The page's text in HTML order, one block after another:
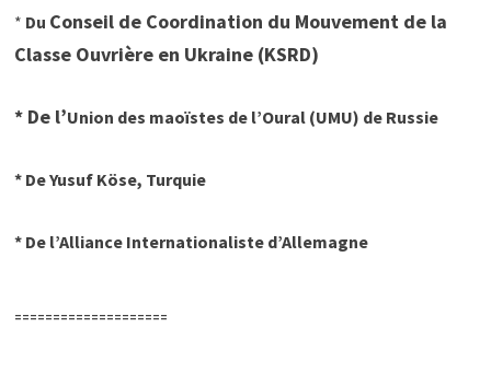
* Du Conseil de Coordination du Mouvement de la
Classe Ouvrière en Ukraine (KSRD)
* De l’Union des maoïstes de l’Oural (UMU) de Russie
* DeYusuf Köse, Turquie
* De l’Alliance Internationaliste d’Allemagne
====================